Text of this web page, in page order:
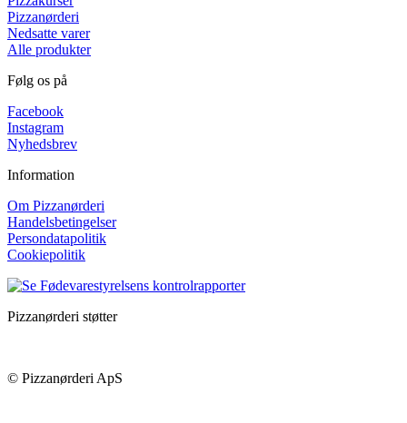
Pizzanørderi
Nedsatte varer
Alle produkter
Følg os på
Facebook
Instagram
Nyhedsbrev
Information
Om Pizzanørderi
Handelsbetingelser
Persondatapolitik
Cookiepolitik
Pizzanørderi støtter
© Pizzanørderi ApS